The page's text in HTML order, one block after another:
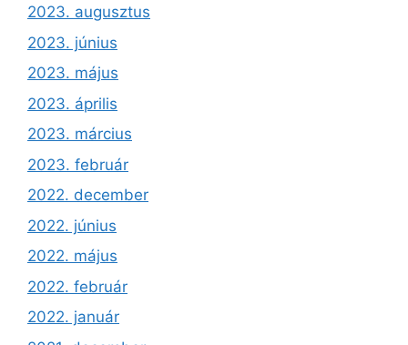
2023. augusztus
2023. június
2023. május
2023. április
2023. március
2023. február
2022. december
2022. június
2022. május
2022. február
2022. január